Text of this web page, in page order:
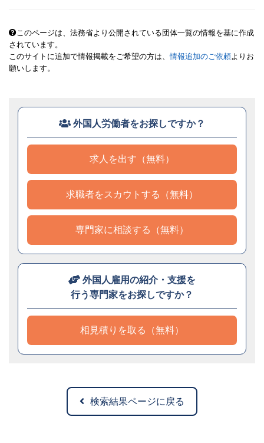
このページは、法務省より公開されている団体一覧の情報を基に作成
されています。
このサイトに追加で情報掲載をご希望の方は、情報追加のご依頼よりお
願いします。
外国人労働者をお探しですか？
求人を出す（無料）
求職者をスカウトする（無料）
専門家に相談する（無料）
外国人雇用の紹介・支援を
行う専門家をお探しですか？
相見積りを取る（無料）
検索結果ページに戻る